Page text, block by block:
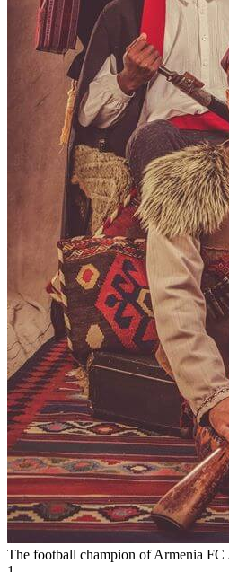
The football champion of Armenia FC